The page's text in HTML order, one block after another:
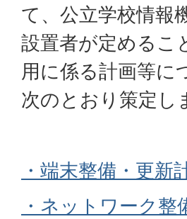
て、公立学校情報
設置者が定めるこ
用に係る計画等に
次のとおり策定し
・端末整備・更新
・ネットワーク